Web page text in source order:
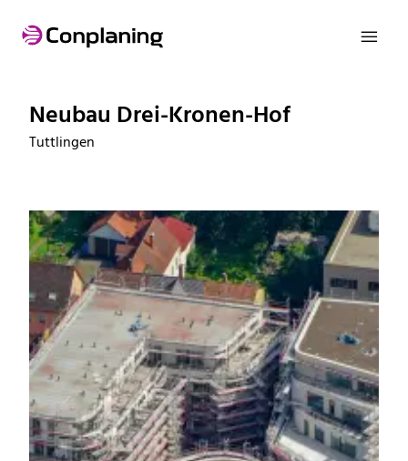

Neubau Drei-Kronen-Hof
Tuttlingen